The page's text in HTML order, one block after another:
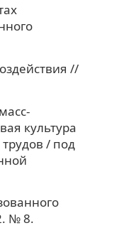
//
культура
/ под
№ 8.